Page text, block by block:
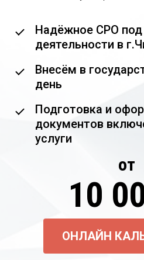
Надёжное СРО
деятельности в
Внесём в
день
Подготовка и
документов
услуги
от
10
ОНЛАЙН